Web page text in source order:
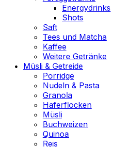
Energydrinks
Shots
Saft
Tees und Matcha
Kaffee
Weitere Getränke
Müsli & Getreide
Porridge
Nudeln & Pasta
Granola
Haferflocken
Müsli
Buchweizen
Quinoa
Reis